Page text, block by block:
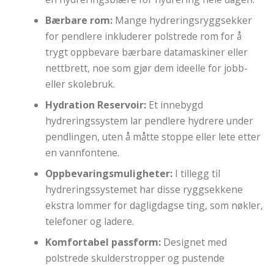
Bærbare rom: Mange hydreringsryggsekker
for pendlere inkluderer polstrede rom for å
trygt oppbevare bærbare datamaskiner eller
nettbrett, noe som gjør dem ideelle for jobb-
eller skolebruk.
Hydration Reservoir: Et innebygd
hydreringssystem lar pendlere hydrere under
pendlingen, uten å måtte stoppe eller lete etter
en vannfontene.
Oppbevaringsmuligheter: I tillegg til
hydreringssystemet har disse ryggsekkene
ekstra lommer for dagligdagse ting, som nøkler,
telefoner og ladere.
Komfortabel passform: Designet med
polstrede skulderstropper og pustende